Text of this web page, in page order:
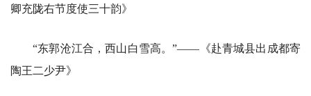
卿充陇右节度使三十韵》
“东郭沧江合，西山白雪高。”——《赴青城县出成都寄
陶王二少尹》